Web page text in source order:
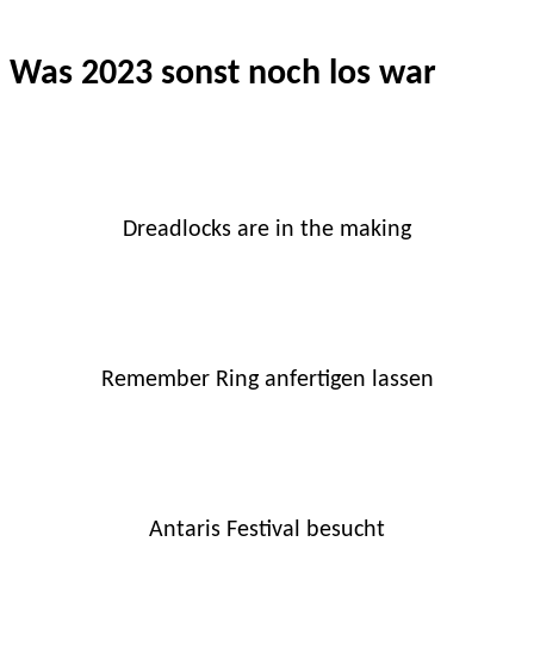
Was 2023 sonst noch los war
Dreadlocks are in the making
Remember Ring anfertigen lassen
Antaris Festival besucht